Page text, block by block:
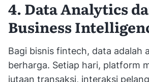
4. Data Analytics
Business
Bagi bisnis fintech, data adalah
berharga. Setiap hari, platform
jutaan transaksi, interaksi